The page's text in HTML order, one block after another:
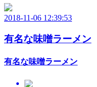
2018-11-06 12:39:53
有名な味噌ラーメン
有名な味噌ラーメン